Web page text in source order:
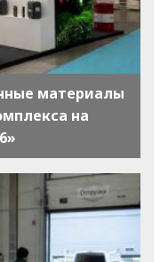
материалы
на